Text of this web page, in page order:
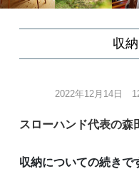
収
2022年12月14日
スローハンド代表の森
収納についての続き